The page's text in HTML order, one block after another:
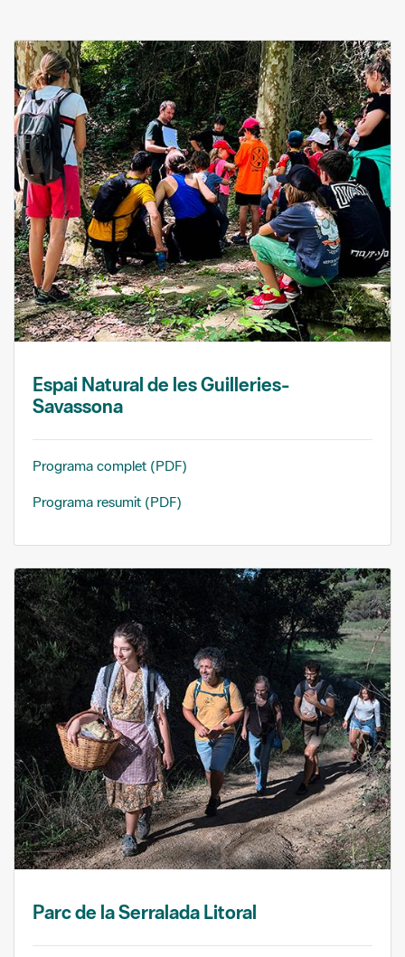
Espai Natural de les Guilleries-
Savassona
Programa complet (PDF)
Programa resumit (PDF)
Parc de la Serralada Litoral